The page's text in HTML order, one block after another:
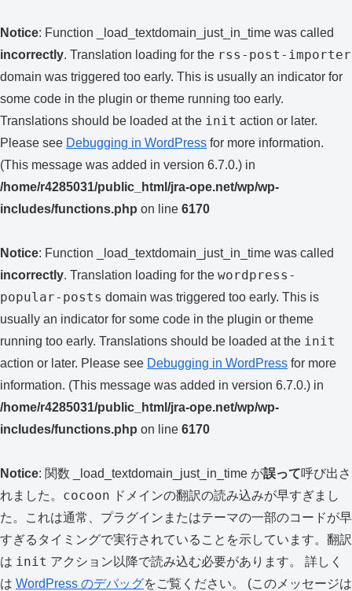
Notice: Function _load_textdomain_just_in_time was called
incorrectly. Translation loading for the rss-post-importer
domain was triggered too early. This is usually an indicator for
some code in the plugin or theme running too early.
Translations should be loaded at the init action or later.
Please see Debugging in WordPress for more information.
(This message was added in version 6.7.0.) in
/home/r4285031/public_html/jra-ope.net/wp/wp-
includes/functions.php on line 6170
Notice: Function _load_textdomain_just_in_time was called
incorrectly. Translation loading for the wordpress-
popular-posts domain was triggered too early. This is
usually an indicator for some code in the plugin or theme
running too early. Translations should be loaded at the init
action or later. Please see Debugging in WordPress for more
information. (This message was added in version 6.7.0.) in
/home/r4285031/public_html/jra-ope.net/wp/wp-
includes/functions.php on line 6170
Notice: 関数 _load_textdomain_just_in_time が誤って呼び出さ
れました。 cocoon ドメインの翻訳の読み込みが早すぎまし
た。これは通常、プラグインまたはテーマの一部のコードが早
すぎるタイミングで実行されていることを示しています。翻訳
は init アクション以降で読み込む必要があります。 詳しく
は WordPress のデバッグをご覧ください。 (このメッセージは